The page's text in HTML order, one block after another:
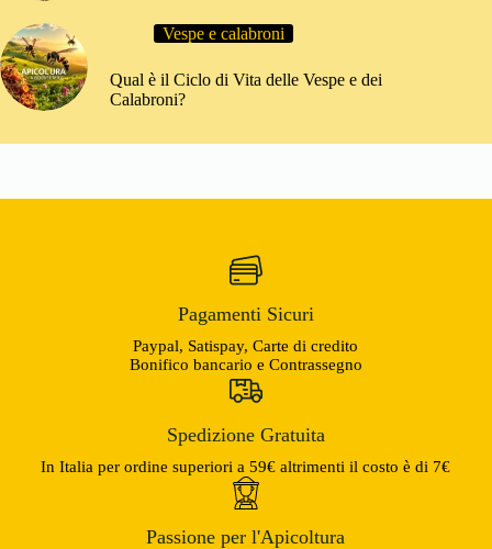
Vespe e calabroni
Qual è il Ciclo di Vita delle Vespe e dei
Calabroni?
Pagamenti Sicuri
Paypal, Satispay, Carte di credito
Bonifico bancario e Contrassegno
Spedizione Gratuita
In Italia per ordine superiori a 59€ altrimenti il costo è di 7€
Passione per l'Apicoltura